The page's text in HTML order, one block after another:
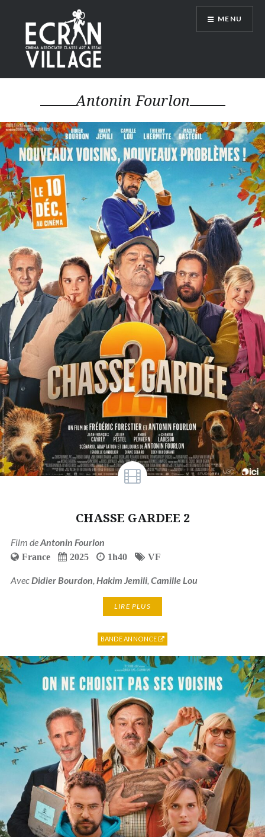
contenu
principal
ÉCRAN VILLAGE
MENU
Antonin Fourlon
CHASSE GARDEE 2
Film deAntonin Fourlon
France 2025 1h40 VF
Avec Didier Bourdon Hakim Jemili, Camille Lou
LIRE PLUS
BANDE ANNONCE